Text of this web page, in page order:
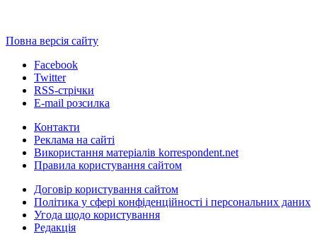
Повна версія сайту
Facebook
Twitter
RSS-стрічки
E-mail розсилка
Контакти
Реклама на сайті
Використання матеріалів korrespondent.net
Правила користування сайтом
Договір користування сайтом
Політика у сфері конфіденційності і персональних даних
Угода щодо користування
Редакція